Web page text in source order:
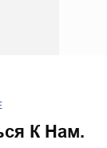
К Нам.